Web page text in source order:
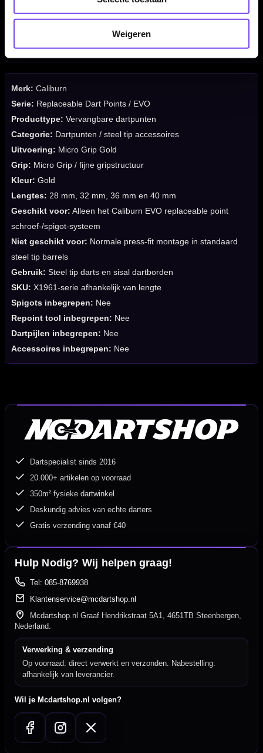
Weigeren
✓ Verkrijgbaar in 28 mm, 32 mm, 36 mm en 40 mm
Geschikt voor steel tip darts en sisal dartborden
✓
Merk: Caliburn
Serie: Replaceable Dart Points / EVO
Producttype: Vervangbare dartpunten
Categorie: Dartpunten / steel tip accessoires
Uitvoering: Micro Grip Gold
Grip: Micro Grip / fijne gripstructuur
Kleur: Gold
Lengtes: 28 mm, 32 mm, 36 mm en 40 mm
Geschikt voor: Alleen het Caliburn EVO replaceable point
schroef-/spigot-systeem
Niet geschikt voor: Normale press-fit montage in standaard
steel tip barrels
Gebruik: Steel tip darts en sisal dartborden
SKU: X1961-serie afhankelijk van lengte
Spigots inbegrepen: Nee
Repoint tool inbegrepen: Nee
Dartpijlen inbegrepen: Nee
Accessoires inbegrepen: Nee
Dartspecialist sinds 2016
20.000+ artikelen op voorraad
350m² fysieke dartwinkel
Deskundig advies van echte darters
Gratis verzending vanaf €40
Hulp Nodig? Wij helpen graag!
Tel: 085-8769938
Klantenservice@mcdartshop.nl
Mcdartshop.nl Graaf Hendrikstraat 5A1, 4651TB Steenbergen,
Nederland.
Verwerking & verzending
Op voorraad: direct verwerkt en verzonden. Nabestelling:
afhankelijk van leverancier.
Wil je Mcdartshop.nl volgen?